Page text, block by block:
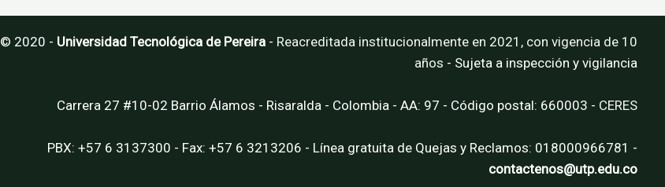
© 2020 - Universidad Tecnológica de Pereira - Reacreditada institucionalmente en 2021, con vigencia de 10
años - Sujeta a inspección y vigilancia
Carrera 27 #10-02 Barrio Álamos - Risaralda - Colombia - AA: 97 - Código postal: 660003 - CERES
PBX: +57 6 3137300 - Fax: +57 6 3213206 - Línea gratuita de Quejas y Reclamos: 018000966781 -
contactenos@utp.edu.co